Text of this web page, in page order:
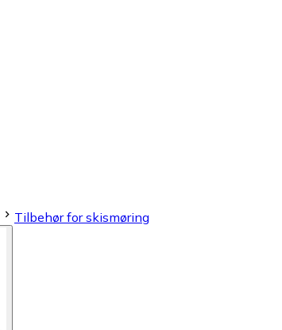
Tilbehør for skismøring